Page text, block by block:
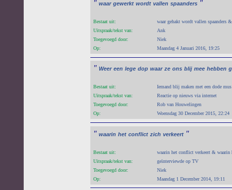
" waar gewerkt wordt vallen spaanders "
Bestaat uit:
waar gehakt wordt vallen spaanders
Uitspraak/tekst van:
Ank
Toegevoegd door:
Niek
Op:
Maandag 4 Januari 2016, 19:25
" Weer een lege dop waar ze ons blij mee hebben
Bestaat uit:
Iemand blij maken met een dode
Uitspraak/tekst van:
Reactie op nieuws via internet
Toegevoegd door:
Rob van Houwelingen
Op:
Woensdag 30 December 2015, 22:24
" waarin het conflict zich verkeert "
Bestaat uit:
waarin het conflict verkeert &
Uitspraak/tekst van:
geïnterviewde op TV
Toegevoegd door:
Niek
Op:
Maandag 1 December 2014, 19:11